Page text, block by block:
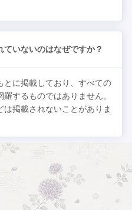
いないのはなぜですか？
とに掲載しており、すべての
するものではありません。
掲載されないことがありま